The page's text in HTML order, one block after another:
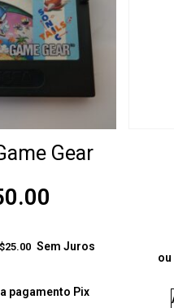
Gear
25.00 Sem Juros
pagamento Pix
ou